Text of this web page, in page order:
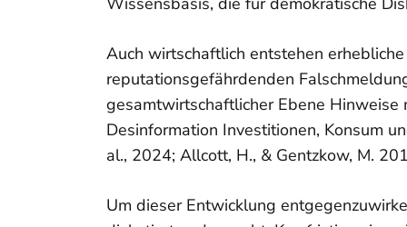
Auch wirtschaftlich entstehen
reputationsgefährdenden
gesamtwirtschaftlicher Ebene Hinweise
Desinformation Investitionen, Konsum
al., 2024; Allcott, H., & Gentzkow, M.
Um dieser Entwicklung